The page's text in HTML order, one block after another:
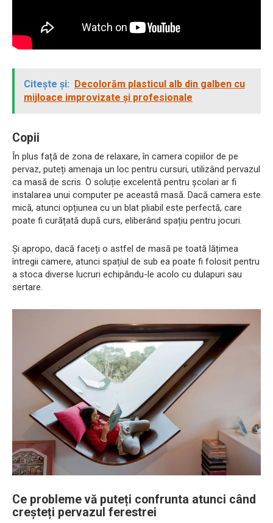
Citește și: Decolorăm plasticul alb din galben cu
mijloace improvizate și profesionale
Copii
În plus față de zona de relaxare, în camera copiilor de pe
pervaz, puteți amenaja un loc pentru cursuri, utilizând pervazul
ca masă de scris. O soluție excelentă pentru școlari ar fi
instalarea unui computer pe această masă. Dacă camera este
mică, atunci opțiunea cu un blat pliabil este perfectă, care
poate fi curățată după curs, eliberând spațiu pentru jocuri.
Și apropo, dacă faceți o astfel de masă pe toată lățimea
întregii camere, atunci spațiul de sub ea poate fi folosit pentru
a stoca diverse lucruri echipându-le acolo cu dulapuri sau
sertare.
Ce probleme vă puteți confrunta atunci când
creșteți pervazul ferestrei